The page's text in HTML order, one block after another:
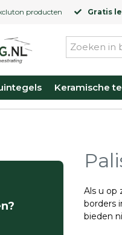
producten Gratis
Keramische
Als u op
borders
bieden